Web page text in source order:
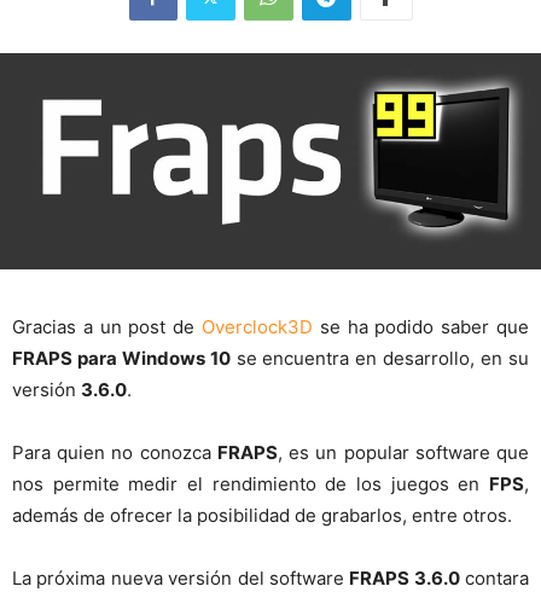
Gracias a un post de Overclock3D se ha podido saber que
FRAPS para Windows 10se encuentra en desarrollo, en su
versión 3.6.0.
Para quien no conozca FRAPS, es un popular software que
nos permite medir el rendimiento de los juegos en FPS,
además de ofrecer la posibilidad de grabarlos, entre otros.
La próxima nueva versión del software FRAPS 3.6.0contara